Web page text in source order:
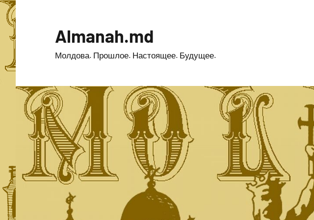
Перейти
к
содержимомуAlmanah.md
Молдова. Прошлое. Настоящее. Будущее.